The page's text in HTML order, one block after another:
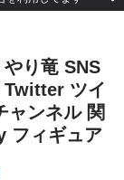
り竜 SNS
Twitter ツイ
ンネル 関
フィギュア